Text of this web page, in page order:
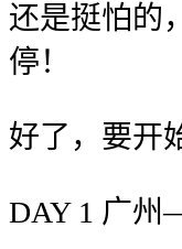
还是挺怕的
停！
好了，要开
DAY 1 广